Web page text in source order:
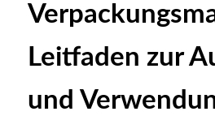
Leitfaden zur
und